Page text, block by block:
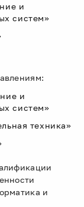
и
систем»
и
систем»
техника»
и